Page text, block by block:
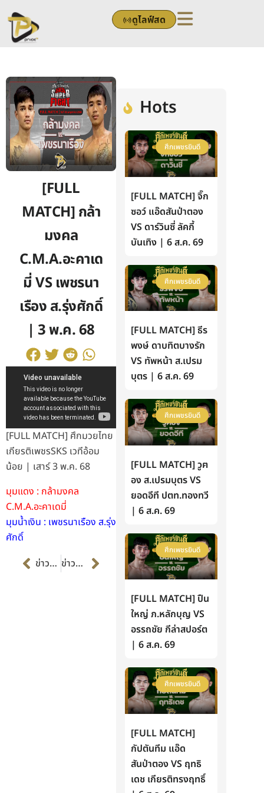
to
content
ดูไลฟ์สด
[FULL
MATCH] กล้า
มงคล
C.M.A.อะคาเด
มี่ VS เพชรนา
เรือง ส.รุ่งศักดิ์
| 3 พ.ค. 68
[FULL MATCH] ศึกมวยไทย
เกียรติเพชรSKS เวทีอ้อม
น้อย | เสาร์ 3 พ.ค. 68
มุมแดง : กล้ามงคล
C.M.A.อะคาเดมี่
มุมน้ำเงิน : เพชรนาเรือง ส.รุ่ง
ศักดิ์
Prevข่าวก่อนหน้า ข่าวต่อไป Next
Hots
ศึกเพชรยินดี
[FULL MATCH] จิ๊ก
ซอว์ แอ๊ดสันป่าตอง
VS ดาร์วินซี่ ลัคกี้
บันเทิง | 6 ส.ค. 69
ศึกเพชรยินดี
[FULL MATCH] ธีร
พงษ์ ดาบทิตบางรัก
VS ทัพหน้า ส.เปรม
บุตร | 6 ส.ค. 69
ศึกเพชรยินดี
[FULL MATCH] วูฅ
อง ส.เปรมบุตร VS
ยอดอีที ปตท.ทองทวี
| 6 ส.ค. 69
ศึกเพชรยินดี
[FULL MATCH] ปืน
ใหญ่ ภ.หลักบุญ VS
อรรถชัย กีล่าสปอร์ต
| 6 ส.ค. 69
ศึกเพชรยินดี
[FULL MATCH]
กัปตันทีม แอ๊ด
สันป่าตอง VS ฤทธิ
เดช เกียรติทรงฤทธิ์